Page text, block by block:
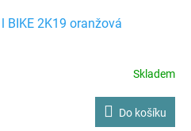
BIKE 2K19 oranžová
Skladem
Do košíku